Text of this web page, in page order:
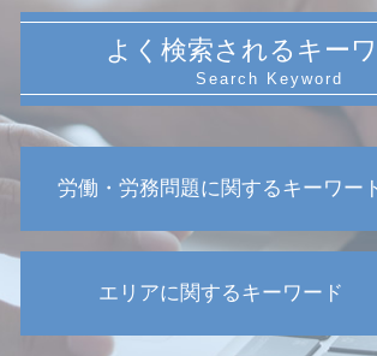
よく検索されるキー
労働・労務問題に関するキーワー
再雇用 拒否
エリアに関するキーワード